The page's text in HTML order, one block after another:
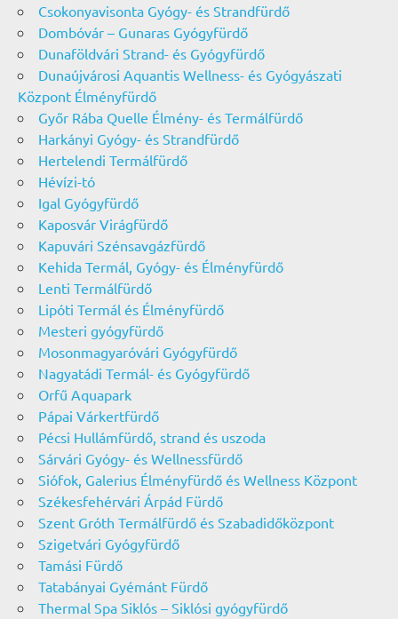
Csokonyavisonta Gyógy- és Strandfürdő
Dombóvár – Gunaras Gyógyfürdő
Dunaföldvári Strand- és Gyógyfürdő
Dunaújvárosi Aquantis Wellness- és Gyógyászati
Központ Élményfürdő
Győr Rába Quelle Élmény- és Termálfürdő
Harkányi Gyógy- és Strandfürdő
Hertelendi Termálfürdő
Hévízi-tó
Igal Gyógyfürdő
Kaposvár Virágfürdő
Kapuvári Szénsavgázfürdő
Kehida Termál, Gyógy- és Élményfürdő
Lenti Termálfürdő
Lipóti Termál és Élményfürdő
Mesteri gyógyfürdő
Mosonmagyaróvári Gyógyfürdő
Nagyatádi Termál- és Gyógyfürdő
Orfű Aquapark
Pápai Várkertfürdő
Pécsi Hullámfürdő, strand és uszoda
Sárvári Gyógy- és Wellnessfürdő
Siófok, Galerius Élményfürdő és Wellness Központ
Székesfehérvári Árpád Fürdő
Szent Gróth Termálfürdő és Szabadidőközpont
Szigetvári Gyógyfürdő
Tamási Fürdő
Tatabányai Gyémánt Fürdő
Thermal Spa Siklós – Siklósi gyógyfürdő